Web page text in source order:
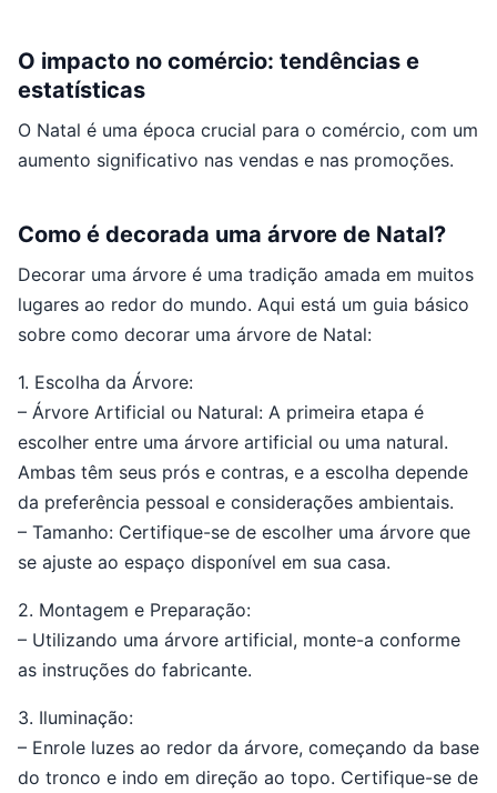
O impacto no comércio: tendências e
estatísticas
O Natal é uma época crucial para o comércio, com um
aumento significativo nas vendas e nas promoções.
Como é decorada uma árvore de Natal?
Decorar uma árvore é uma tradição amada em muitos
lugares ao redor do mundo. Aqui está um guia básico
sobre como decorar uma árvore de Natal:
1. Escolha da Árvore:
– Árvore Artificial ou Natural: A primeira etapa é
escolher entre uma árvore artificial ou uma natural.
Ambas têm seus prós e contras, e a escolha depende
da preferência pessoal e considerações ambientais.
– Tamanho: Certifique-se de escolher uma árvore que
se ajuste ao espaço disponível em sua casa.
2. Montagem e Preparação:
– Utilizando uma árvore artificial, monte-a conforme
as instruções do fabricante.
3. Iluminação:
– Enrole luzes ao redor da árvore, começando da base
do tronco e indo em direção ao topo. Certifique-se de